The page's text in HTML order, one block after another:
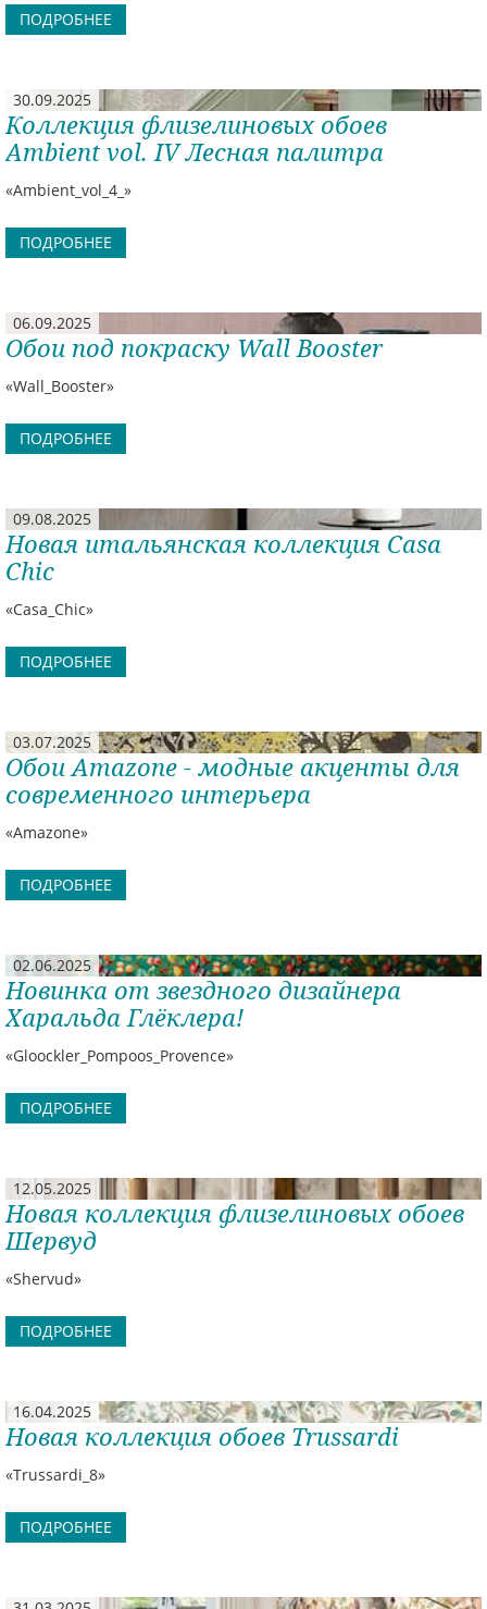
ПОДРОБНЕЕ
30.09.2025
Коллекция флизелиновых обоев
Ambient vol. IV Лесная палитра
«Ambient_vol_4_»
ПОДРОБНЕЕ
06.09.2025
Обои под покраску Wall Booster
«Wall_Booster»
ПОДРОБНЕЕ
09.08.2025
Новая итальянская коллекция Casa
Chic
«Casa_Chic»
ПОДРОБНЕЕ
03.07.2025
Обои Amazone - модные акценты для
современного интерьера
«Amazone»
ПОДРОБНЕЕ
02.06.2025
Новинка от звездного дизайнера
Харальда Глёклера!
«Gloockler_Pompoos_Provence»
ПОДРОБНЕЕ
12.05.2025
Новая коллекция флизелиновых обоев
Шервуд
«Shervud»
ПОДРОБНЕЕ
16.04.2025
Новая коллекция обоев Trussardi
«Trussardi_8»
ПОДРОБНЕЕ